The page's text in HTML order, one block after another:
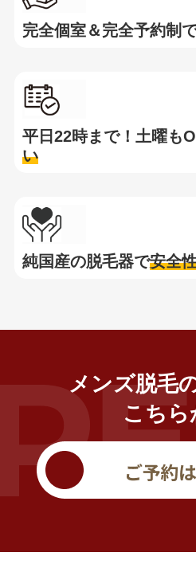
完全個室＆完全予約制
平日22時まで！土曜も
い
純国産の脱毛器で安全
メンズ脱毛
こちら